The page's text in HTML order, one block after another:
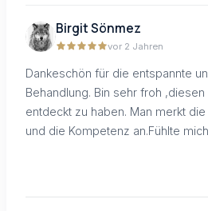
Birgit Sönmez
vor 2 Jahren
Dankeschön für die entspannte
Behandlung. Bin sehr froh
entdeckt zu haben. Man merkt
und die Kompetenz an.Fühlte